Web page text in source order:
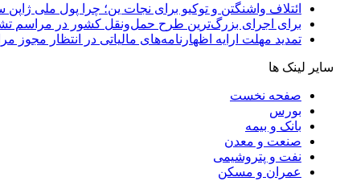
ائتلاف واشنگتن و توکیو برای نجات ین؛ چرا پول ملی
برای اجرای بزرگ‌ترین طرح حمل‌ونقل کشور در مراسم
تمدید مهلت ارایه اظهارنامه‌های مالیاتی در انتظار مجوز
سایر لینک ها
صفحه نخست
بورس
بانک و بیمه
صنعت و معدن
نفت و پتروشیمی
عمران و مسکن